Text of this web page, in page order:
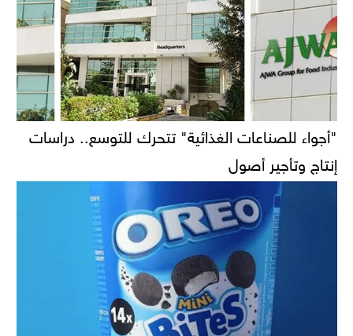
"أجواء للصناعات الغذائية" تتحرك للتوسع.. دراسات
إنتاج وتأجير أصول